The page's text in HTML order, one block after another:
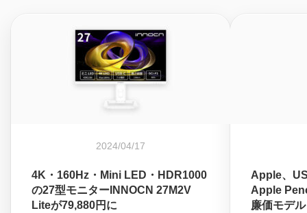
2024/04/17
4K・160Hz・Mini LED・HDR1000
の27型モニターINNOCN 27M2V
Liteが79,880円に
Apple、
Apple
廉価モデ